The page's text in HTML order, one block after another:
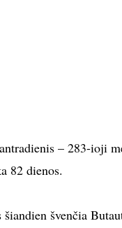
– 283-ioji
82 dienos.
šiandien švenčia